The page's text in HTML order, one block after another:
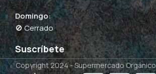
Domingo:
🚫 Cerrado
Suscríbete
Copyright 2024 -Supermercado Orgánico